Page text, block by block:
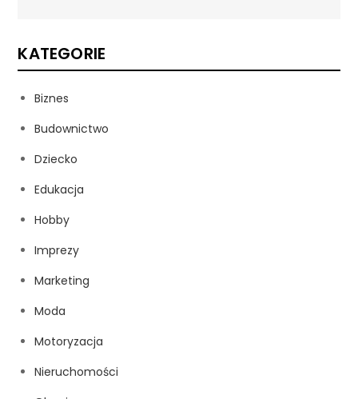
KATEGORIE
Biznes
Budownictwo
Dziecko
Edukacja
Hobby
Imprezy
Marketing
Moda
Motoryzacja
Nieruchomości